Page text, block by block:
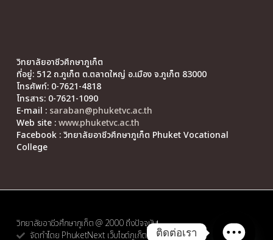
วิทยาลัยอาชีวศึกษาภูเก็ต
ที่อยู่: 512 ถ.ภูเก็ต ต.ตลาดใหญ่ อ.เมือง จ.ภูเก็ต 83000
โทรศัพท์: 0-7621-4818
โทรสาร: 0-7621-1090
E-mail : saraban@phuketvc.ac.th
Web site :www.phuketvc.ac.th
Facebook : วิทยาลัยอาชีวศึกษาภูเก็ต Phuket Vocational
College
วิทยาลัยอาชีวศึกษาภูเก็ต @ 2000 ถึงปัจจุบัน
จัดทำโดย PhuketNext เว็บไซต์ภูเก็ต
ติดต่อเรา